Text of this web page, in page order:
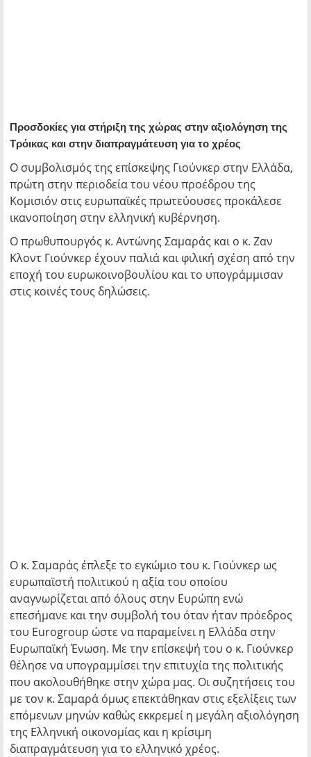
Προσδοκίες για στήριξη της χώρας στην αξιολόγηση της
Τρόικας και στην διαπραγμάτευση για το χρέος
Ο συμβολισμός της επίσκεψης Γιούνκερ στην Ελλάδα,
πρώτη στην περιοδεία του νέου προέδρου της
Κομισιόν στις ευρωπαϊκές πρωτεύουσες προκάλεσε
ικανοποίηση στην ελληνική κυβέρνηση.
Ο πρωθυπουργός κ. Αντώνης Σαμαράς και ο κ. Ζαν
Κλοντ Γιούνκερ έχουν παλιά και φιλική σχέση από την
εποχή του ευρωκοινοβουλίου και το υπογράμμισαν
στις κοινές τους δηλώσεις.
Ο κ. Σαμαράς έπλεξε το εγκώμιο του κ. Γιούνκερ ως
ευρωπαϊστή πολιτικού η αξία του οποίου
αναγνωρίζεται από όλους στην Ευρώπη ενώ
επεσήμανε και την συμβολή του όταν ήταν πρόεδρος
του Eurogroup ώστε να παραμείνει η Ελλάδα στην
Ευρωπαϊκή Ένωση. Με την επίσκεψή του ο κ. Γιούνκερ
θέλησε να υπογραμμίσει την επιτυχία της πολιτικής
που ακολουθήθηκε στην χώρα μας. Οι συζητήσεις του
με τον κ. Σαμαρά όμως επεκτάθηκαν στις εξελίξεις των
επόμενων μηνών καθώς εκκρεμεί η μεγάλη αξιολόγηση
της Ελληνική οικονομίας και η κρίσιμη
διαπραγμάτευση για το ελληνικό χρέος.